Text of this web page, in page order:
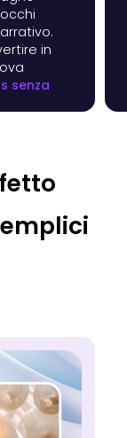
in
senza